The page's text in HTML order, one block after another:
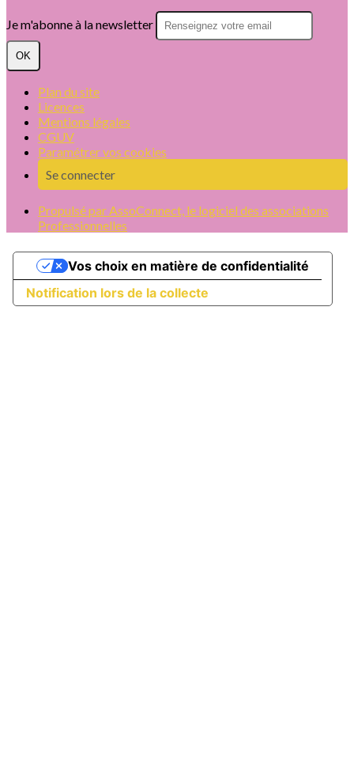
Je m'abonne à la newsletter
OK
Plan du site
Licences
Mentions légales
CGUV
Paramétrer vos cookies
Se connecter
Propulsé par AssoConnect, le logiciel des associations
Professionnelles
Notification lors de la collecte
Vos choix en matière de confidentialité